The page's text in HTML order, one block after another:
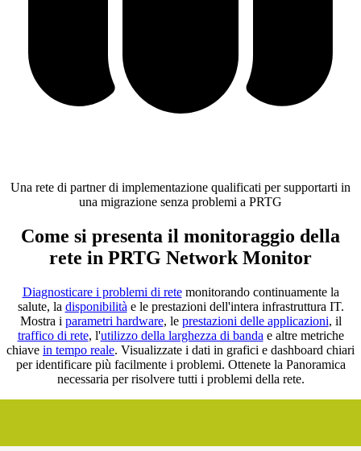
Una rete di partner di implementazione qualificati per supportarti in
una migrazione senza problemi a PRTG
Come si presenta il monitoraggio della
rete in PRTG Network Monitor
Diagnosticare i problemi di retemonitorando continuamente la
salute, la disponibilità e le prestazioni dell'intera infrastruttura IT.
Mostra i parametri hardware, le prestazioni delle applicazioni, il
traffico di rete, l'utilizzo della larghezza di banda e altre metriche
chiave in tempo reale. Visualizzate i dati in grafici e dashboard chiari
per identificare più facilmente i problemi. Ottenete la Panoramica
necessaria per risolvere tutti i problemi della rete.